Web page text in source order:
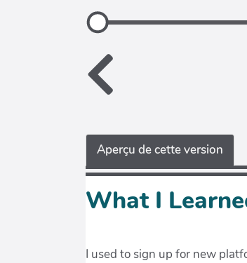
Aperçu de cette version